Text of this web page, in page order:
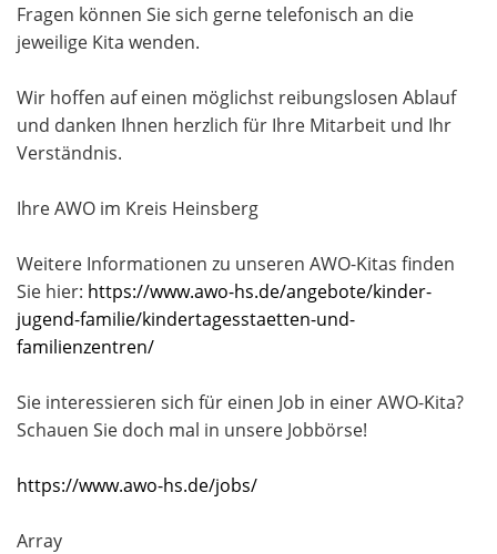
Fragen können Sie sich gerne telefonisch an die
jeweilige Kita wenden.
Wir hoffen auf einen möglichst reibungslosen Ablauf
und danken Ihnen herzlich für Ihre Mitarbeit und Ihr
Verständnis.
Ihre AWO im Kreis Heinsberg
Weitere Informationen zu unseren AWO-Kitas finden
Sie hier: https://www.awo-hs.de/angebote/kinder-
jugend-familie/kindertagesstaetten-und-
familienzentren/
Sie interessieren sich für einen Job in einer AWO-Kita?
Schauen Sie doch mal in unsere Jobbörse!
https://www.awo-hs.de/jobs/
Array